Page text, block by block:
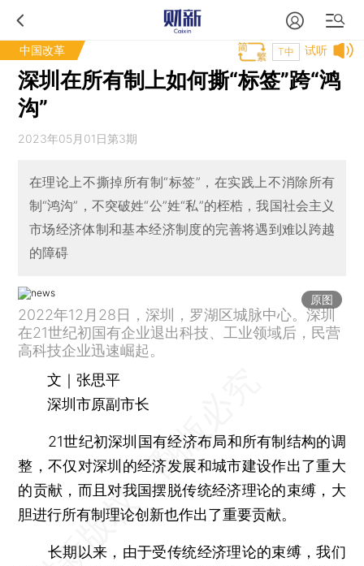
中国改革 试听
T中
深圳在所有制上如何撕“标签”跨“鸿
沟”
2023年05月01日第3期
在理论上不撕掉所有制“标签”，在实践上不消除所有
制“鸿沟”，不突破姓“公”姓“私”的桎梏，我国社会主义
市场经济体制和基本经济制度的完善将遇到难以跨越
的障碍
原图
2022年12月28日，深圳，罗湖区城脉中心。深圳
在21世纪初国有企业退出科技、工业领域后，民营
高科技企业迅速崛起。
文｜张思平
深圳市原副市长
21世纪初深圳国有经济布局和所有制结构的调
整，不仅对深圳的经济发展和城市建设作出了重大
的贡献，而且对我国摆脱传统经济理论的束缚，大
胆进行所有制理论创新也作出了重要贡献。
长期以来，由于受传统经济理论的束缚，我们